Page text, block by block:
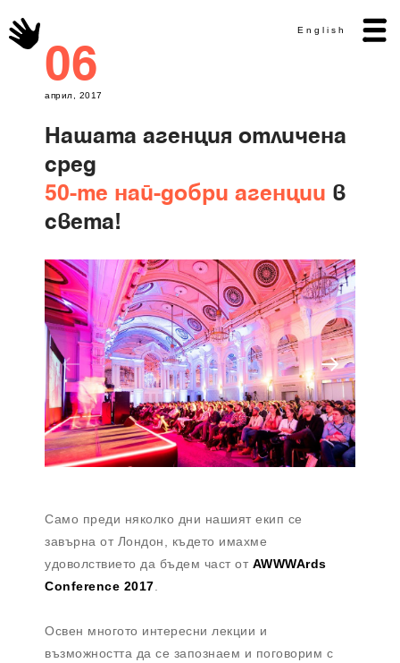
English
06
април, 2017
Нашата агенция отличена
сред
50-те най-добри агенции в
света!
Само преди няколко дни нашият екип се
завърна от Лондон, където имахме
удоволствието да бъдем част от AWWWArds
Conference 2017
Освен многото интересни лекции и
възможността да се запознаем и поговорим с